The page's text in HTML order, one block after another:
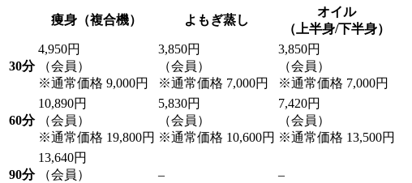
痩身（複合機） よもぎ蒸し
オイル
（上半身/下半身）
30分
4,950円
（会員）
※通常価格 9,000円
3,850円
（会員）
※通常価格 7,000円
3,850円
（会員）
※通常価格 7,000円
60分
10,890円
（会員）
※通常価格 19,800円
5,830円
（会員）
※通常価格 10,600円
7,420円
（会員）
※通常価格 13,500円
90分
13,640円
（会員）
– –